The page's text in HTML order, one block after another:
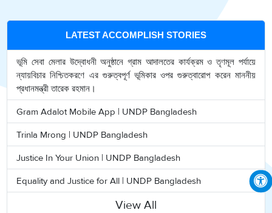
LATEST ACCOMPLISH STORIES
ভূমি সেবা মেলার উদ্বোধনী অনুষ্ঠানে গ্রাম আদালতের কার্যক্রম ও তৃণমূল পর্যায়ে
ন্যায়বিচার নিশ্চিতকরণে এর গুরুত্বপূর্ণ ভূমিকার ওপর গুরুত্বারোপ করেন মাননীয়
প্রধানমন্ত্রী তারেক রহমান।
Gram Adalot Mobile App | UNDP Bangladesh
Trinla Mrong | UNDP Bangladesh
Justice In Your Union | UNDP Bangladesh
Equality and Justice for All | UNDP Bangladesh
View All